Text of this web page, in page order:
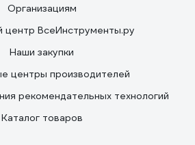
Организациям
центр ВсеИнструменты.ру
Наши закупки
центры производителей
рекомендательных технологий
Каталог товаров